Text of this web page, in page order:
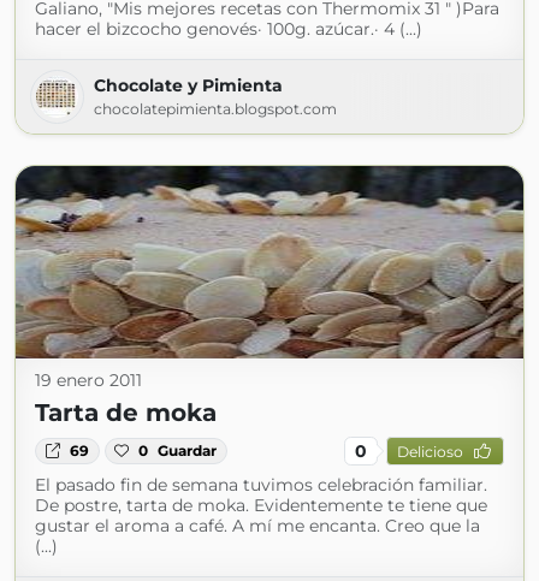
Galiano, "Mis mejores recetas con Thermomix 31 " )Para
hacer el bizcocho genovés· 100g. azúcar.· 4 (...)
Chocolate y Pimienta
chocolatepimienta.blogspot.com
19 enero 2011
Tarta de moka
69 0 Guardar 0 Delicioso
El pasado fin de semana tuvimos celebración familiar.
De postre, tarta de moka. Evidentemente te tiene que
gustar el aroma a café. A mí me encanta. Creo que la
(...)